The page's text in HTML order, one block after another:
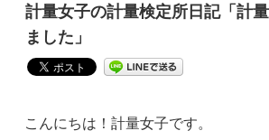
計量女子の計量検定所日記「計
ました」
こんにちは！計量女子です。